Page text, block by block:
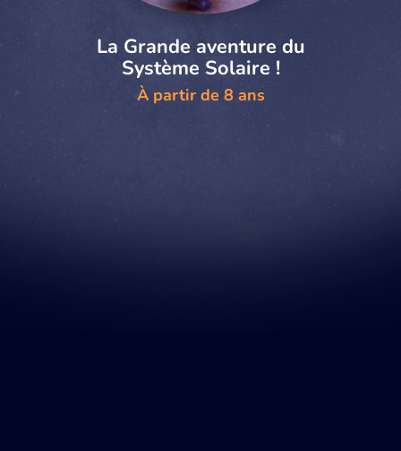
La Grande aventure du
Système Solaire !
À partir de 8 ans